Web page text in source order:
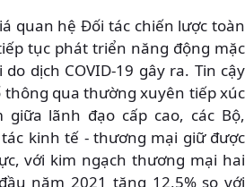
quan hệ Đối tác chiến lược toàn
tục phát triển năng động mặc
dịch COVID-19 gây ra. Tin cậy
thông qua thường xuyên tiếp xúc
lãnh đạo cấp cao, các Bộ,
kinh tế - thương mại giữ được
với kim ngạch thương mại hai
năm 2021 tăng 12,5% so với